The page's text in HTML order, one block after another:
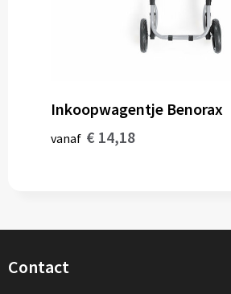
Inkoopwagentje Benorax
vanaf € 14,18
Contact